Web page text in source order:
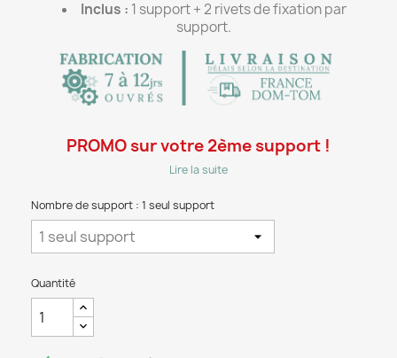
Inclus : 1 support + 2 rivets de fixation par
support.
PROMO sur votre 2ème support !
Lire la suite
Nombre de support : 1 seul support
Quantité